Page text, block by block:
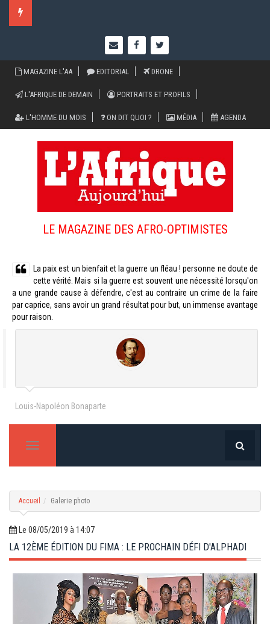
MAGAZINE L'AA EDITORIAL DRONE
L'AFRIQUE DE DEMAIN PORTRAITS ET PROFILS
L'HOMME DU MOIS ON DIT QUOI ? MÉDIA AGENDA
LE MAGAZINE DES AFRO-OPTIMISTES
La paix est un bienfait et la guerre un fléau ! personne ne doute de
cette vérité. Mais si la guerre est souvent une nécessité lorsqu'on
a une grande cause à défendre, c'est au contraire un crime de la faire
par caprice, sans avoir un grand résultat pour but, un immense avantage
pour raison.
Louis-Napoléon Bonaparte
T
g
e
n
a
i
g
a
t
Accueil Galerie photo
Le 08/05/2019 à 14:07
LA 12ÈME ÉDITION DU FIMA : LE PROCHAIN DÉFI D'ALPHADI